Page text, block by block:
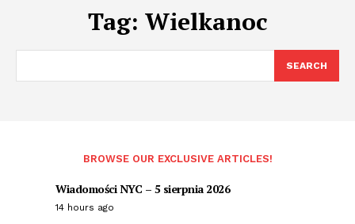
Tag: Wielkanoc
SEARCH
BROWSE OUR EXCLUSIVE ARTICLES!
Wiadomości NYC – 5 sierpnia 2026
14 hours ago